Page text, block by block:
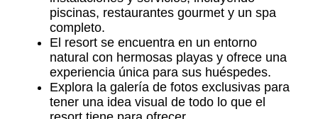
piscinas, restaurantes gourmet y un spa
completo.
El resort se encuentra en un entorno
natural con hermosas playas y ofrece una
experiencia única para sus huéspedes.
Explora la galería de fotos exclusivas para
tener una idea visual de todo lo que el